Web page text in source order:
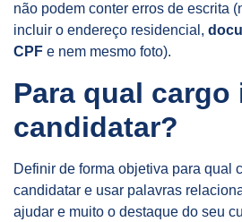
não podem conter erros de escrita
incluir o endereço residencial,
CPF e nem mesmo foto).
Para qual cargo
candidatar?
Definir de forma objetiva para qual
candidatar e usar palavras
ajudar e muito o destaque do seu